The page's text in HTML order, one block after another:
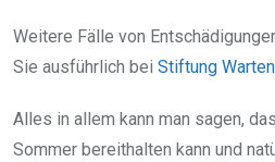
Weitere Fälle von
Sie ausführlich bei Stiftung
Alles in allem kann man sagen,
Sommer bereithalten kann und